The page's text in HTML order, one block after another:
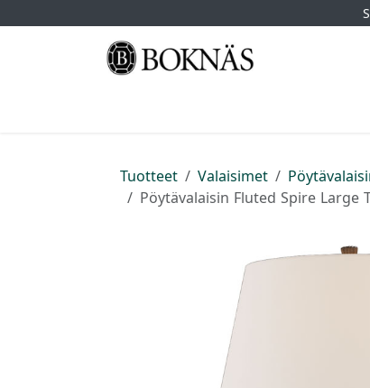
Tuotteet Valaisimet
Pöytävalaisin Fluted Spire Large